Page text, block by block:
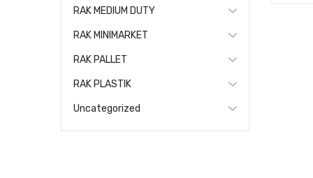
RAK MEDIUM DUTY
RAK MINIMARKET
RAK PALLET
RAK PLASTIK
Uncategorized